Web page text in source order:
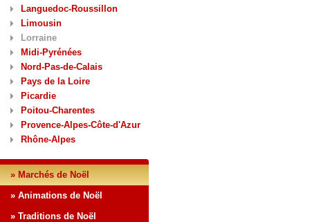
Languedoc-Roussillon
Limousin
Lorraine
Midi-Pyrénées
Nord-Pas-de-Calais
Pays de la Loire
Picardie
Poitou-Charentes
Provence-Alpes-Côte-d'Azur
Rhône-Alpes
» Marchés de Noël
» Animations de Noël
» Traditions de Noël